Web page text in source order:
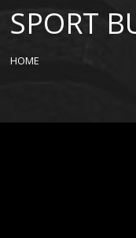
SPORT
HOME